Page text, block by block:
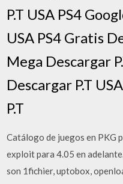
P.T USA PS4
USA PS4 Gratis
Mega Descargar
Descargar P.T
P.T
Catálogo de juegos en PKG
exploit para 4.05 en
son 1fichier, uptobox,